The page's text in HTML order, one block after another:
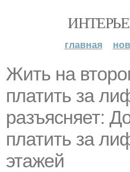
главная
Жить на
платить за
разъясняет:
платить за
этажей